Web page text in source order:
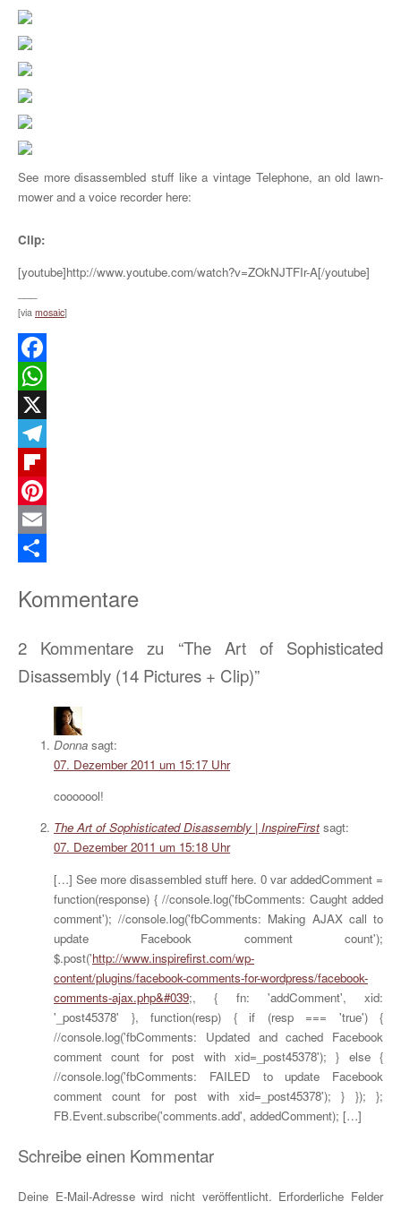
See more disassembled stuff like a vintage Telephone, an old lawn-
mower and a voice recorder here:
Clip:
[youtube]http://www.youtube.com/watch?v=ZOkNJTFIr-A[/youtube]
[via mosaic]
Facebook
WhatsApp
X
Telegram
Flipboard
Pinterest
Email
Kommentare
2 Kommentare zu “The Art of Sophisticated
Disassembly (14 Pictures + Clip)”
Donna sagt:
07. Dezember 2011 um 15:17 Uhr
cooooool!
The Art of Sophisticated Disassembly | InspireFirst sagt:
07. Dezember 2011 um 15:18 Uhr
[…] See more disassembled stuff here. 0 var addedComment =
function(response) { //console.log('fbComments: Caught added
comment'); //console.log('fbComments: Making AJAX call to
update Facebook comment count');
$.post('http://www.inspirefirst.com/wp-
content/plugins/facebook-comments-for-wordpress/facebook-
comments-ajax.php&#039;, { fn: 'addComment', xid:
'_post45378' }, function(resp) { if (resp === 'true') {
//console.log('fbComments: Updated and cached Facebook
comment count for post with xid=_post45378'); } else {
//console.log('fbComments: FAILED to update Facebook
comment count for post with xid=_post45378'); } }); };
FB.Event.subscribe('comments.add', addedComment); […]
Schreibe einen Kommentar
Deine E-Mail-Adresse wird nicht veröffentlicht. Erforderliche Felder